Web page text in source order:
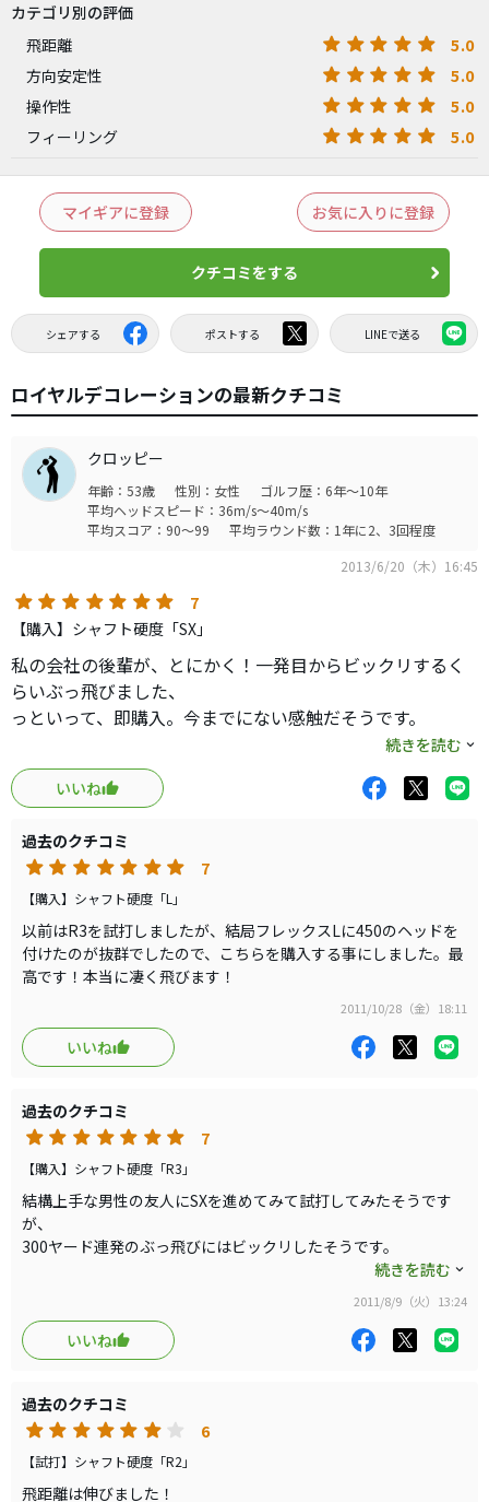
カテゴリ別の評価
飛距離
5.0
方向安定性 5.0
操作性 5.0
フィーリング 5.0
マイギアに登録 お気に入りに登録
クチコミをする
シェアする ポストする LINEで送る
ロイヤルデコレーションの最新クチコミ
クロッピー
年齢：53歳 性別：女性
ゴルフ歴：6年～10年
平均ヘッドスピード：36m/s～40m/s
平均スコア：90～99
平均ラウンド数：1年に2、3回程度
2013/6/20（木）16:45
7
【購入】シャフト硬度「SX」
私の会社の後輩が、とにかく！一発目からビックリするく
らいぶっ飛びました、
っといって、即購入。今までにない感触だそうです。
きっちりしなった分、ちゃんともどってくる、不思議なシ
ャフトです。
軽量ですので、レディース、シニアにも特におすすめです
やっぱり、ゴルフはドライバーの飛距離が醍醐味ですから
ね！！
夢の飛距離をご体感ください！
続きを読む
いいね
過去のクチコミ
7
【購入】シャフト硬度「L」
以前はR3を試打しましたが、結局フレックスLに450のヘッドを
付けたのが抜群でしたので、こちらを購入する事にしました。最
高です！本当に凄く飛びます！
2011/10/28（金）18:11
いいね
過去のクチコミ
7
【購入】シャフト硬度「R3」
結構上手な男性の友人にSXを進めてみて試打してみたそうです
が、
300ヤード連発のぶっ飛びにはビックリしたそうです。
今はお気に入りのドライバーがあるみたいですが、スコアが伸び
ぜひ、リシャフト進めまーす。
続きを読む
2011/8/9（火）13:24
いいね
過去のクチコミ
6
【試打】シャフト硬度「R2」
飛距離は伸びました！